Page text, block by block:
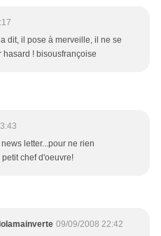
dit, il pose à merveille, il ne se
! bisousfrançoise
letter...pour ne rien
chef d'oeuvre!
09/09/2008 22:42